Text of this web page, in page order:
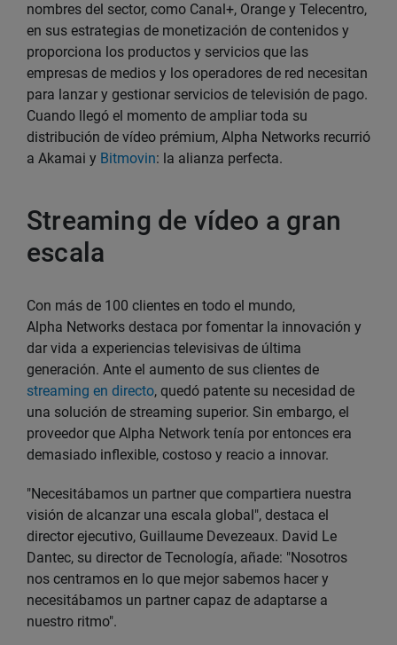
nombres del sector, como Canal+, Orange y Telecentro,
en sus estrategias de monetización de contenidos y
proporciona los productos y servicios que las
empresas de medios y los operadores de red necesitan
para lanzar y gestionar servicios de televisión de pago.
Cuando llegó el momento de ampliar toda su
distribución de vídeo prémium, Alpha Networks recurrió
a Akamai y Bitmovin: la alianza perfecta.
Streaming de vídeo a gran
escala
Con más de 100 clientes en todo el mundo,
Alpha Networks destaca por fomentar la innovación y
dar vida a experiencias televisivas de última
generación. Ante el aumento de sus clientes de
streaming en directo, quedó patente su necesidad de
una solución de streaming superior. Sin embargo, el
proveedor que Alpha Network tenía por entonces era
demasiado inflexible, costoso y reacio a innovar.
"Necesitábamos un partner que compartiera nuestra
visión de alcanzar una escala global", destaca el
director ejecutivo, Guillaume Devezeaux. David Le
Dantec, su director de Tecnología, añade: "Nosotros
nos centramos en lo que mejor sabemos hacer y
necesitábamos un partner capaz de adaptarse a
nuestro ritmo".